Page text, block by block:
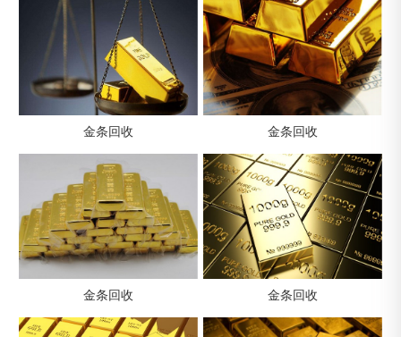
金条回收 金条回收
金条回收 金条回收